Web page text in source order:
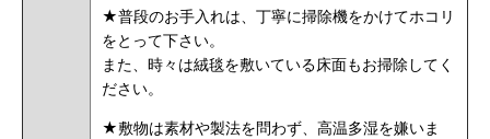
★普段のお手入れは、丁寧に掃除機をかけてホコリ
をとって下さい。
また、時々は絨毯を敷いている床面もお掃除してく
ださい。
★敷物は素材や製法を問わず、高温多湿を嫌いま